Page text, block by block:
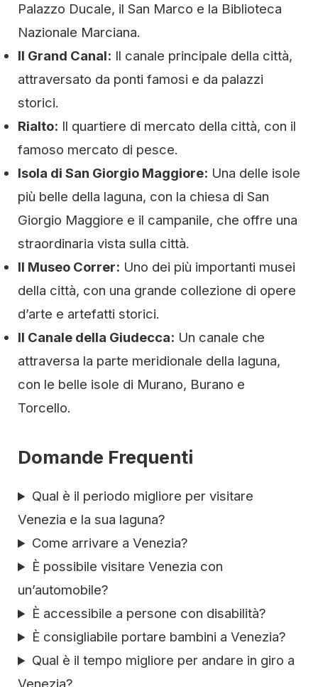
Palazzo Ducale, il San Marco e la Biblioteca
Nazionale Marciana.
Il Grand Canal: Il canale principale della città,
attraversato da ponti famosi e da palazzi
storici.
Rialto: Il quartiere di mercato della città, con il
famoso mercato di pesce.
Isola di San Giorgio Maggiore: Una delle isole
più belle della laguna, con la chiesa di San
Giorgio Maggiore e il campanile, che offre una
straordinaria vista sulla città.
Il Museo Correr: Uno dei più importanti musei
della città, con una grande collezione di opere
d’arte e artefatti storici.
Il Canale della Giudecca: Un canale che
attraversa la parte meridionale della laguna,
con le belle isole di Murano, Burano e
Torcello.
Domande Frequenti
Qual è il periodo migliore per visitare
Venezia e la sua laguna?
Come arrivare a Venezia?
È possibile visitare Venezia con
un’automobile?
È accessibile a persone con disabilità?
È consigliabile portare bambini a Venezia?
Qual è il tempo migliore per andare in giro a
Venezia?